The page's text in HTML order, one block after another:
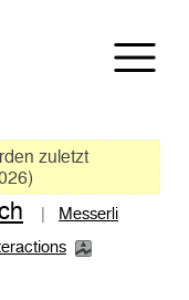
zuletzt
|
Messerli